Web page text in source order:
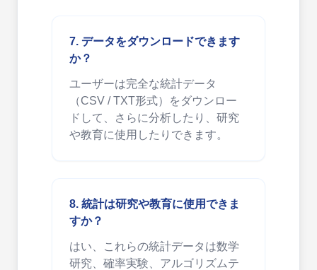
7. データをダウンロードできます
か？
ユーザーは完全な統計データ
（CSV / TXT形式）をダウンロー
ドして、さらに分析したり、研究
や教育に使用したりできます。
8. 統計は研究や教育に使用できま
すか？
はい、これらの統計データは数学
研究、確率実験、アルゴリズムテ